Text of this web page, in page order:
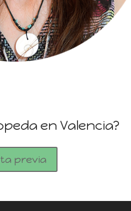
en Valencia?
previa